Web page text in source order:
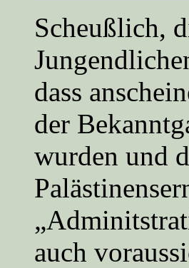
Scheußlich,
dass
der
wurden und
auch